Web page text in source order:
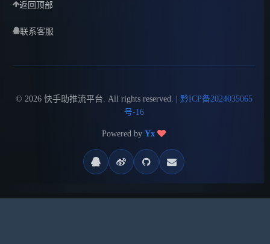
返回顶部
联系客服
© 2026 快手助推流平台. All rights reserved. |黔ICP备2024035065
号-16
Powered byYx